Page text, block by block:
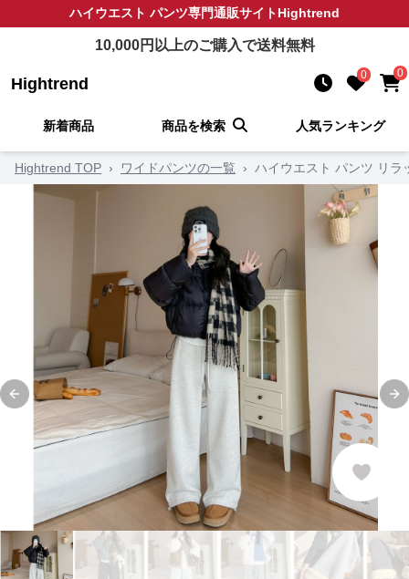
ハイウエスト パンツ専門通販サイトHightrend
10,000円以上のご購入で送料無料
Hightrend 0 0
新着商品 商品を検索 人気ランキング
Hightrend TOP › ワイドパンツの一覧 › ハイウエスト パンツ リラ
Previous slide